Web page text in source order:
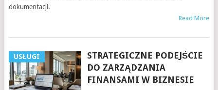
dokumentacji.
Read More
USŁUGI
STRATEGICZNE PODEJŚCIE
DO ZARZĄDZANIA
FINANSAMI W BIZNESIE